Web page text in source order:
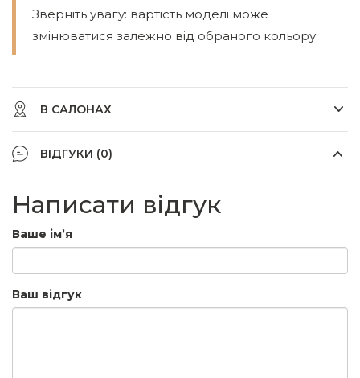
Зверніть увагу: вартість моделі може
змінюватися залежно від обраного кольору.
В САЛОНАХ
ВІДГУКИ (0)
Написати відгук
Ваше ім’я
Ваш відгук